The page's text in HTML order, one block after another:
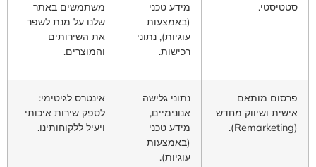
סטטיסטי.
מידע טכני
(באמצעות
עוגיות), נתוני
רכישות.
משתמשים באתר
שלנו על מנת לשפר
את השירותים
והמוצרים.
פרסום מותאם
אישית ושיווק מחדש
(Remarketing).
נתוני גלישה
אנונימיים,
מידע טכני
(באמצעות
עוגיות).
אינטרס לגיטימי:
לספק שירות איכותי
ויעיל ללקוחותינו.